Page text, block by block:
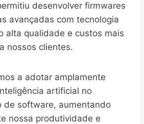
desenvolver firmwares
avançadas com tecnologia
alta qualidade e custos mais
nossos clientes.
a adotar amplamente
artificial no
de software, aumentando
nossa produtividade e